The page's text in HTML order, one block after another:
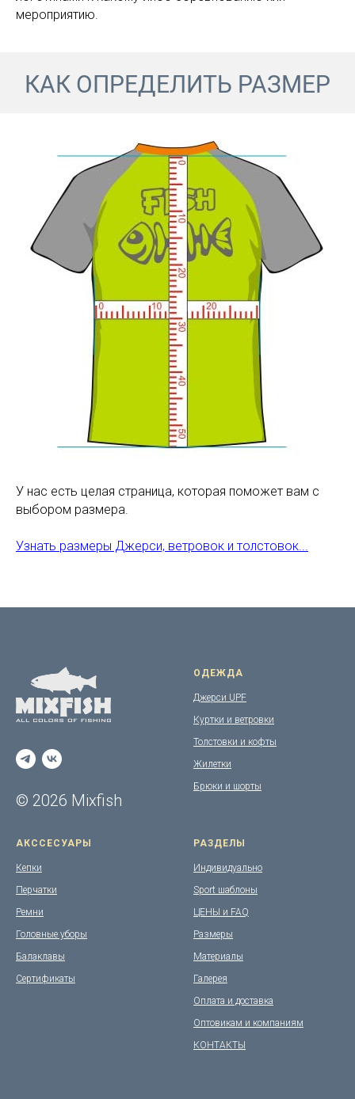
мероприятию.
КАК ОПРЕДЕЛИТЬ РАЗМЕР
У нас есть целая страница, которая поможет вам с
выбором размера.
Узнать размеры Джерси, ветровок и толстовок...
© 2026 Mixfish
ОДЕЖДА
Джерси UPF
Куртки и ветровки
Толстовки и кофты
Жилетки
Брюки и шорты
АКССЕСУАРЫ
Кепки
Перчатки
Ремни
Головные уборы
Балаклавы
Сертификаты
РАЗДЕЛЫ
Индивидуально
Sport шаблоны
ЦЕНЫ и FAQ
Размеры
Материалы
Галерея
Оплата и доставка
Оптовикам и компаниям
КОНТАКТЫ